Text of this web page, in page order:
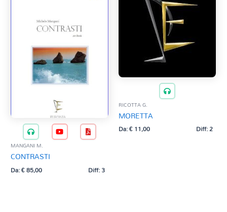
MANGANI M.
CONTRASTI
Da:€85,00 Diff: 3
RICOTTA G.
MORETTA
Da:€11,00 Diff: 2